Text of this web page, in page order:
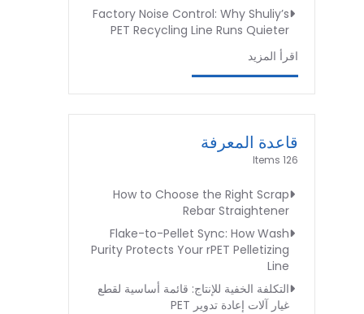
Factory Noise Control: Why Shuliy’s
PET Recycling Line Runs Quieter
اقرأ المزيد
قاعدة المعرفة
126 Items
How to Choose the Right Scrap
Rebar Straightener
Flake-to-Pellet Sync: How Wash
Purity Protects Your rPET Pelletizing
Line
التكلفة الخفية للإنتاج: قائمة أساسية لقطع
غيار آلات إعادة تدوير PET